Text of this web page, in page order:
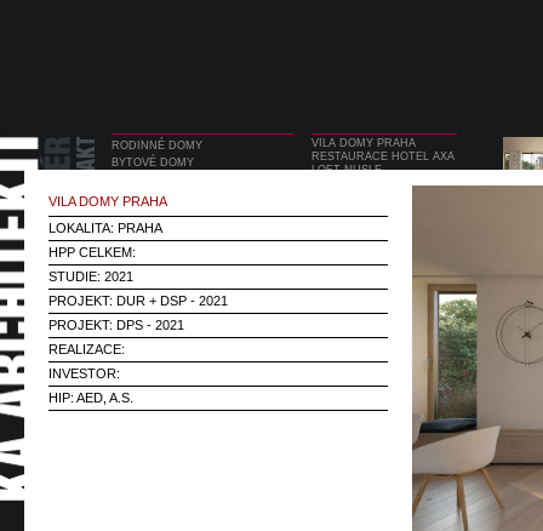
VILA DOMY PRAHA
LOKALITA: PRAHA
HPP CELKEM:
STUDIE: 2021
PROJEKT: DUR + DSP - 2021
PROJEKT: DPS - 2021
REALIZACE:
INVESTOR:
HIP: AED, A.S.
RODINNÉ DOMY
BYTOVÉ DOMY
REKONSTRUKCE
INTERIÉRY
DESIGN
VILA DOMY PRAHA
RESTAURACE HOTEL AXA
LOFT NUSLE
BANSKOBYSTRICKÁ
TECHNICKÉ MUZEUM
RESTAURACE OSTROVNÍ
CHVALOVA